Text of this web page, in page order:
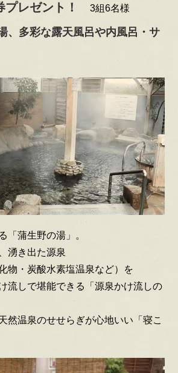
プレゼント！3組6名様
、多彩な露天風呂や内風呂・サ
「蒲生野の湯」。
湧き出た源泉
物・炭酸水素塩温泉など）を
流しで堪能できる「源泉かけ流しの
然温泉のせせらぎが心地いい「寝こ